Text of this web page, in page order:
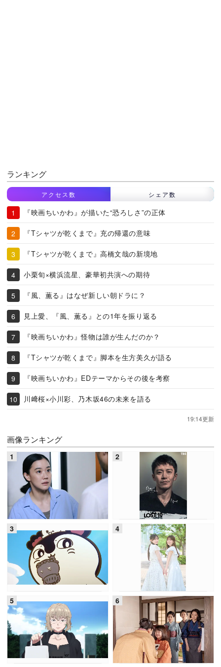
ランキング
アクセス数 シェア数
『映画ちいかわ』が描いた“恐ろしさ”の正体
『Tシャツが乾くまで』充の帰還の意味
『Tシャツが乾くまで』高橋文哉の新境地
小栗旬×横浜流星、豪華初共演への期待
『風、薫る』はなぜ新しい朝ドラに？
見上愛、『風、薫る』との1年を振り返る
『映画ちいかわ』怪物は誰が生んだのか？
『Tシャツが乾くまで』脚本を生方美久が語る
『映画ちいかわ』EDテーマからその後を考察
川﨑桜×小川彩、乃木坂46の未来を語る
19:14更新
画像ランキング